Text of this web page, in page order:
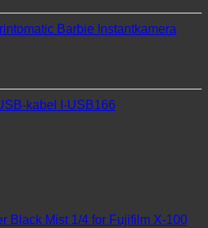
Barbie Instantkamera
kabel I-USB166
Black Mist 1/4 for Fujifilm X-100